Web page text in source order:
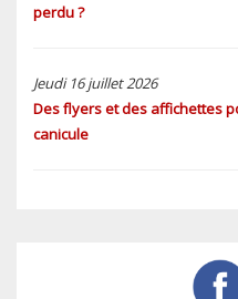
perdu ?
Jeudi 16 juillet 2026
Des flyers et des affichettes
canicule